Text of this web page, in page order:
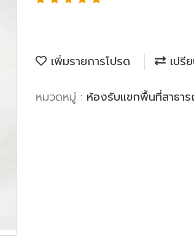
เพิ่มรายการโปรด เปรี
หมวดหมู่ : ห้องรับแขกพื้นที่สาธา